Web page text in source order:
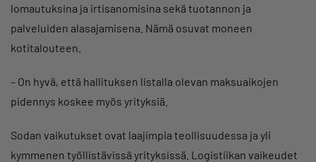
lomautuksina ja irtisanomisina sekä tuotannon ja
palveluiden alasajamisena. Nämä osuvat moneen
kotitalouteen.
– On hyvä, että hallituksen listalla olevan maksuaikojen
pidennys koskee myös yrityksiä.
Sodan vaikutukset ovat laajimpia teollisuudessa ja yli
kymmenen työllistävissä yrityksissä. Logistiikan vaikeudet